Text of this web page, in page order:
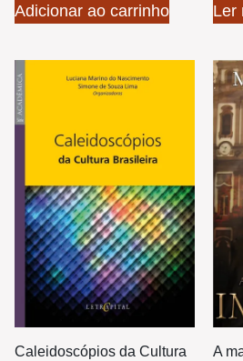
Adicionar ao carrinho Ler
Caleidoscópios da Cultura
A